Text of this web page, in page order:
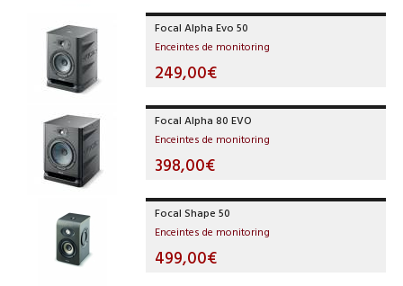
Focal Alpha Evo 50
Enceintes de monitoring
249,00€
Focal Alpha 80 EVO
Enceintes de monitoring
398,00€
Focal Shape 50
Enceintes de monitoring
499,00€